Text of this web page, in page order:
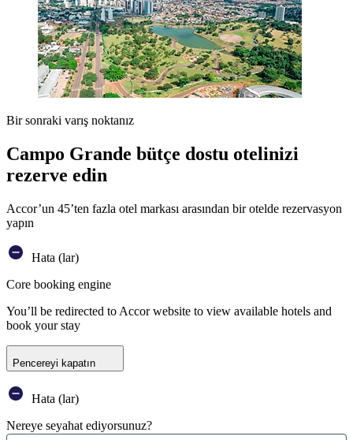
Bir sonraki varış noktanız
Campo Grande bütçe dostu otelinizi
rezerve edin
Accor’un 45’ten fazla otel markası arasından bir otelde rezervasyon
yapın
Hata (lar)
Core booking engine
You’ll be redirected to Accor website to view available hotels and
book your stay
Pencereyi kapatın
Hata (lar)
Nereye seyahat ediyorsunuz?